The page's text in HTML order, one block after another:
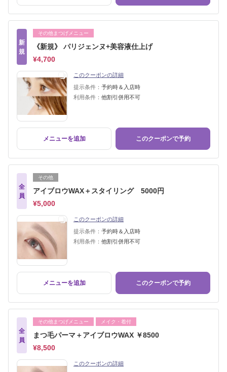
新
規
その他まつげメニュー
《新規》 パリジェンヌ+美容液仕上げ
¥4,700
このクーポンの詳細
提示条件： 予約時＆入店時
利用条件： 他割引併用不可
メニューを追加 このクーポンで予約
全
員
その他
アイブロウWAX＋スタイリング 5000円
¥5,000
このクーポンの詳細
提示条件： 予約時＆入店時
利用条件： 他割引併用不可
メニューを追加 このクーポンで予約
全
員
その他まつげメニュー メイク・着付
まつ毛パーマ＋アイブロウWAX ￥8500
¥8,500
このクーポンの詳細